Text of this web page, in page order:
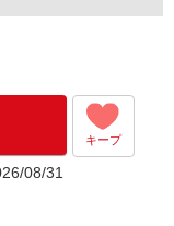
キープ
08/31